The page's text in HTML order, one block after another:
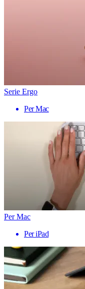
Serie Ergo
Per Mac
Per Mac
Per iPad